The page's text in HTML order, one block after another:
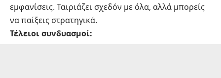
εμφανίσεις. Ταιριάζει σχεδόν με όλα, αλλά μπορείς
να παίξεις στρατηγικά.
Τέλειοι συνδυασμοί: